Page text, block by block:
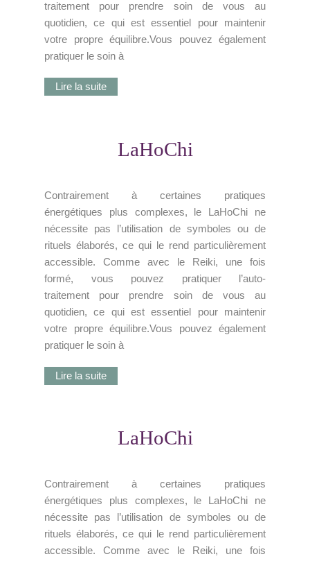
traitement pour prendre soin de vous au
quotidien, ce qui est essentiel pour maintenir
votre propre équilibre.Vous pouvez également
pratiquer le soin à
Lire la suite
LaHoChi
Contrairement à certaines pratiques
énergétiques plus complexes, le LaHoChi ne
nécessite pas l’utilisation de symboles ou de
rituels élaborés, ce qui le rend particulièrement
accessible. Comme avec le Reiki, une fois
formé, vous pouvez pratiquer l’auto-
traitement pour prendre soin de vous au
quotidien, ce qui est essentiel pour maintenir
votre propre équilibre.Vous pouvez également
pratiquer le soin à
Lire la suite
LaHoChi
Contrairement à certaines pratiques
énergétiques plus complexes, le LaHoChi ne
nécessite pas l’utilisation de symboles ou de
rituels élaborés, ce qui le rend particulièrement
accessible. Comme avec le Reiki, une fois